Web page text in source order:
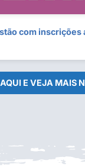
com inscrições
E VEJA MAIS